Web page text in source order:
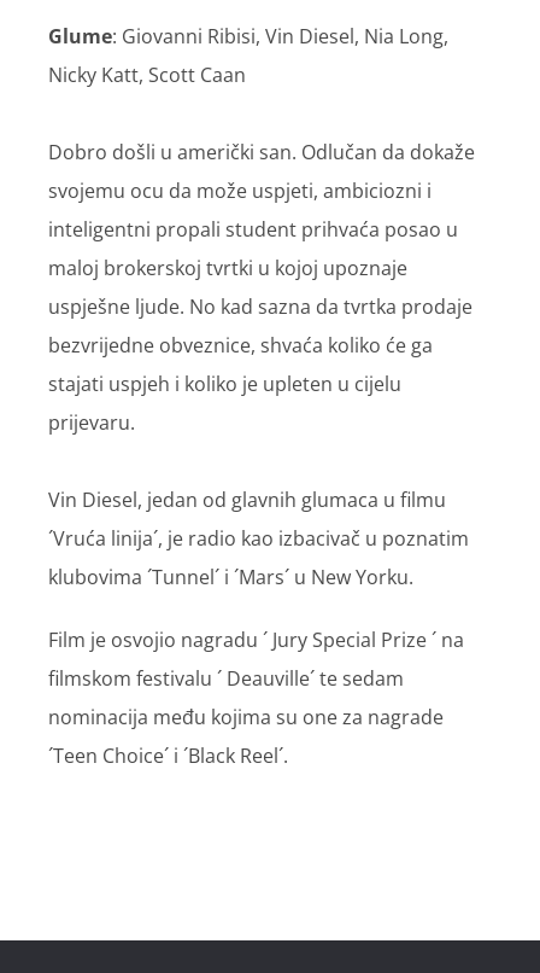
Glume: Giovanni Ribisi, Vin Diesel, Nia Long,
Nicky Katt, Scott Caan
Dobro došli u američki san. Odlučan da dokaže
svojemu ocu da može uspjeti, ambiciozni i
inteligentni propali student prihvaća posao u
maloj brokerskoj tvrtki u kojoj upoznaje
uspješne ljude. No kad sazna da tvrtka prodaje
bezvrijedne obveznice, shvaća koliko će ga
stajati uspjeh i koliko je upleten u cijelu
prijevaru.
Vin Diesel, jedan od glavnih glumaca u filmu
´Vruća linija´, je radio kao izbacivač u poznatim
klubovima ´Tunnel´ i ´Mars´ u New Yorku.
Film je osvojio nagradu ´ Jury Special Prize ´ na
filmskom festivalu ´ Deauville´ te sedam
nominacija među kojima su one za nagrade
´Teen Choice´ i ´Black Reel´.